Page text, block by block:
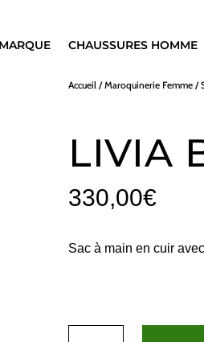
CHAUSSURES HOMME
Accueil /Maroquinerie Femme /
LIVIA
330,00€
Sac à main en cuir